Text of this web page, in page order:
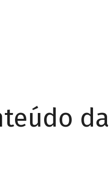
da